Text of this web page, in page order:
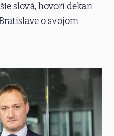
slová, hovorí dekan
o svojom